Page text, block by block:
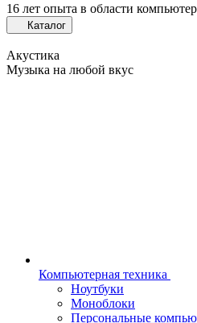
16 лет опыта в области
Каталог
Акустика
Музыка на любой вкус
Компьютерная техника
Ноутбуки
Моноблоки
Персональные